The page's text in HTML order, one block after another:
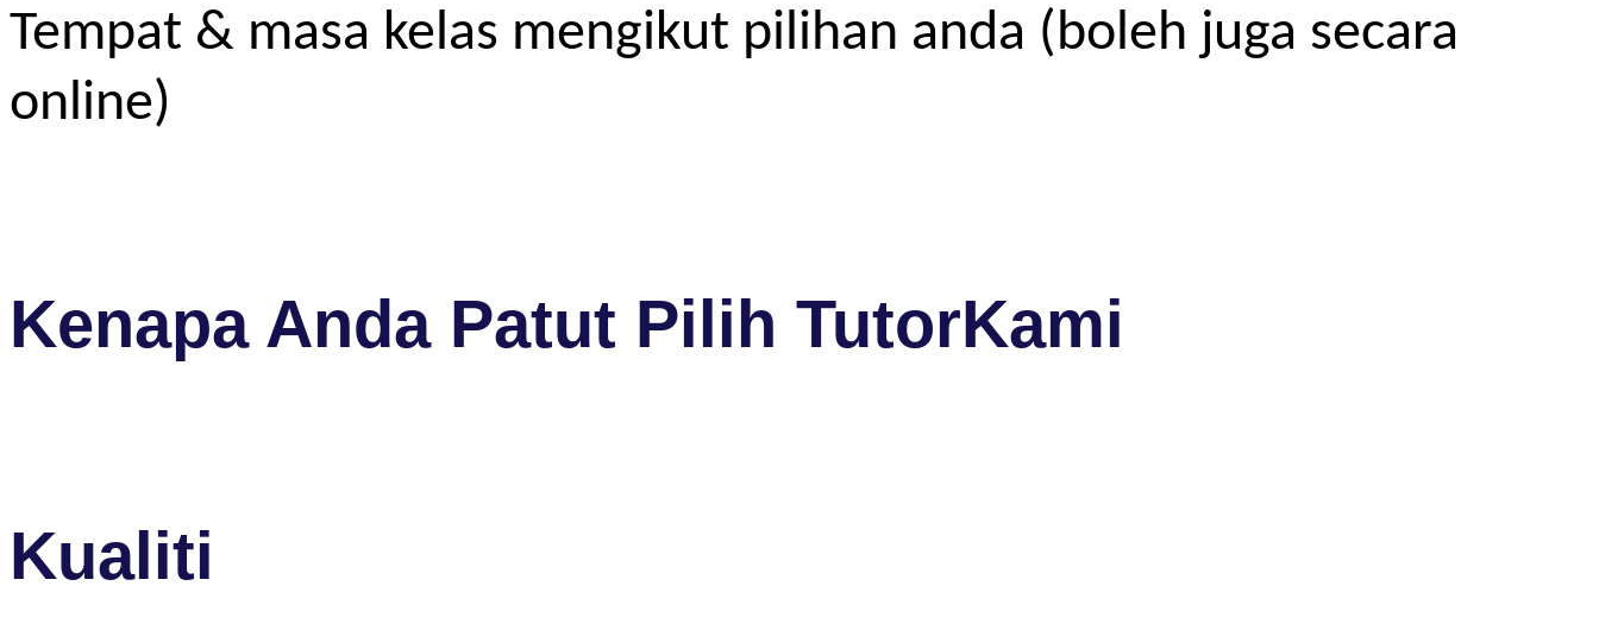
Tempat & masa kelas mengikut pilihan anda (boleh juga secara
online)
Kenapa Anda Patut Pilih TutorKami
Kualiti